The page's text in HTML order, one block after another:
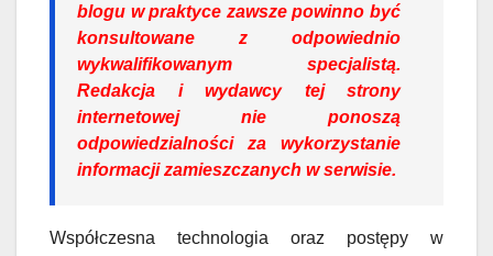
blogu w praktyce zawsze powinno być
konsultowane z odpowiednio
wykwalifikowanym specjalistą.
Redakcja i wydawcy tej strony
internetowej nie ponoszą
odpowiedzialności za wykorzystanie
informacji zamieszczanych w serwisie.
Współczesna technologia oraz postępy w